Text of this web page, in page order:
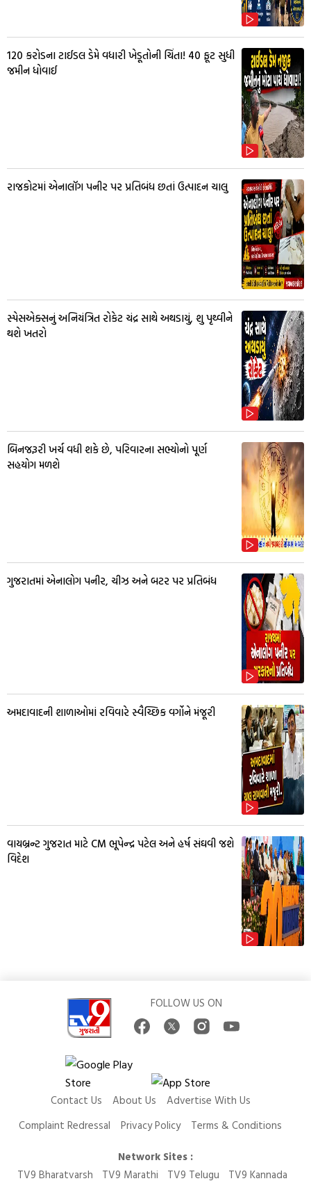
₹120 કરોડના ટાઈડલ ડેમે વધારી ખેડૂતોની ચિંતા! 40 ફૂટ સુધી
જમીન ધોવાઈ
રાજકોટમાં એનાલૉગ પનીર પર પ્રતિબંધ છતાં ઉત્પાદન ચાલુ
સ્પેસએક્સનું અનિયંત્રિત રોકેટ ચંદ્ર સાથે અથડાયું, શુ પૃથ્વીને
થશે ખતરો
બિનજરૂરી ખર્ચ વધી શકે છે, પરિવારના સભ્યોનો પૂર્ણ
સહયોગ મળશે
ગુજરાતમાં એનાલોગ પનીર, ચીઝ અને બટર પર પ્રતિબંધ
અમદાવાદની શાળાઓમાં રવિવારે સ્વૈચ્છિક વર્ગોને મંજૂરી
વાયબ્રન્ટ ગુજરાત માટે CM ભૂપેન્દ્ર પટેલ અને હર્ષ સંઘવી જશે
વિદેશ
FOLLOW US ON
Contact Us About Us
Advertise With Us
Complaint Redressal
Privacy Policy
Terms & Conditions
Network Sites :
TV9 Bharatvarsh
TV9 Marathi TV9 Telugu TV9 Kannada